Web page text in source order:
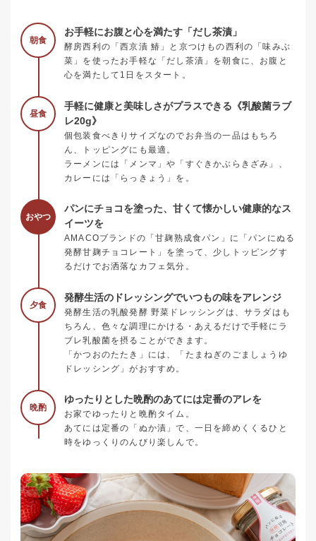
朝食
お手軽にお腹と心を満たす「だし茶漬」
酵房西利の「西京漬 鰆」と京つけもの西利の「味みぶ
菜」を使ったお手軽な「だし茶漬」を朝食に、お腹と
心を満たして1日をスタート。
昼食
手軽に健康と美味しさがプラスできる《乳酸菌ラブ
レ20g》
個包装食べきりサイズなのでお弁当の一品はもちろ
ん、トッピングにも最適。
ラーメンには「メンマ」や「すぐきかぶらきざみ」、
カレーには「らっきょう」を。
おやつ
パンにチョコを塗った、甘くて懐かしい健康的なス
イーツを
AMACOブランドの「甘麹熟成食パン」に「パンにぬる
発酵甘麹チョコレート」を塗って、少しトッピングす
るだけでお洒落なカフェ気分。
夕食
発酵生活のドレッシングでいつもの味をアレンジ
発酵生活の乳酸発酵 野菜ドレッシングは、サラダはも
ちろん、色々な調理にかける・あえるだけで手軽にラ
ブレ乳酸菌を摂ることができます。
「かつおのたたき」には、「たまねぎのごましょうゆ
ドレッシング」がおすすめ。
晩酌
ゆったりとした晩酌のあてには定番のアレを
お家でゆったりと晩酌タイム。
あてには定番の「ぬか漬」で、一日を締めくくるひと
時をゆっくりのんびり楽しんで。